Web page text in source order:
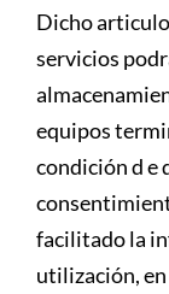
Dicho
servicios
equipos
condición d e
facilitado la
utilización,